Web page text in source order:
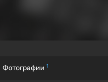
Фотографии 1